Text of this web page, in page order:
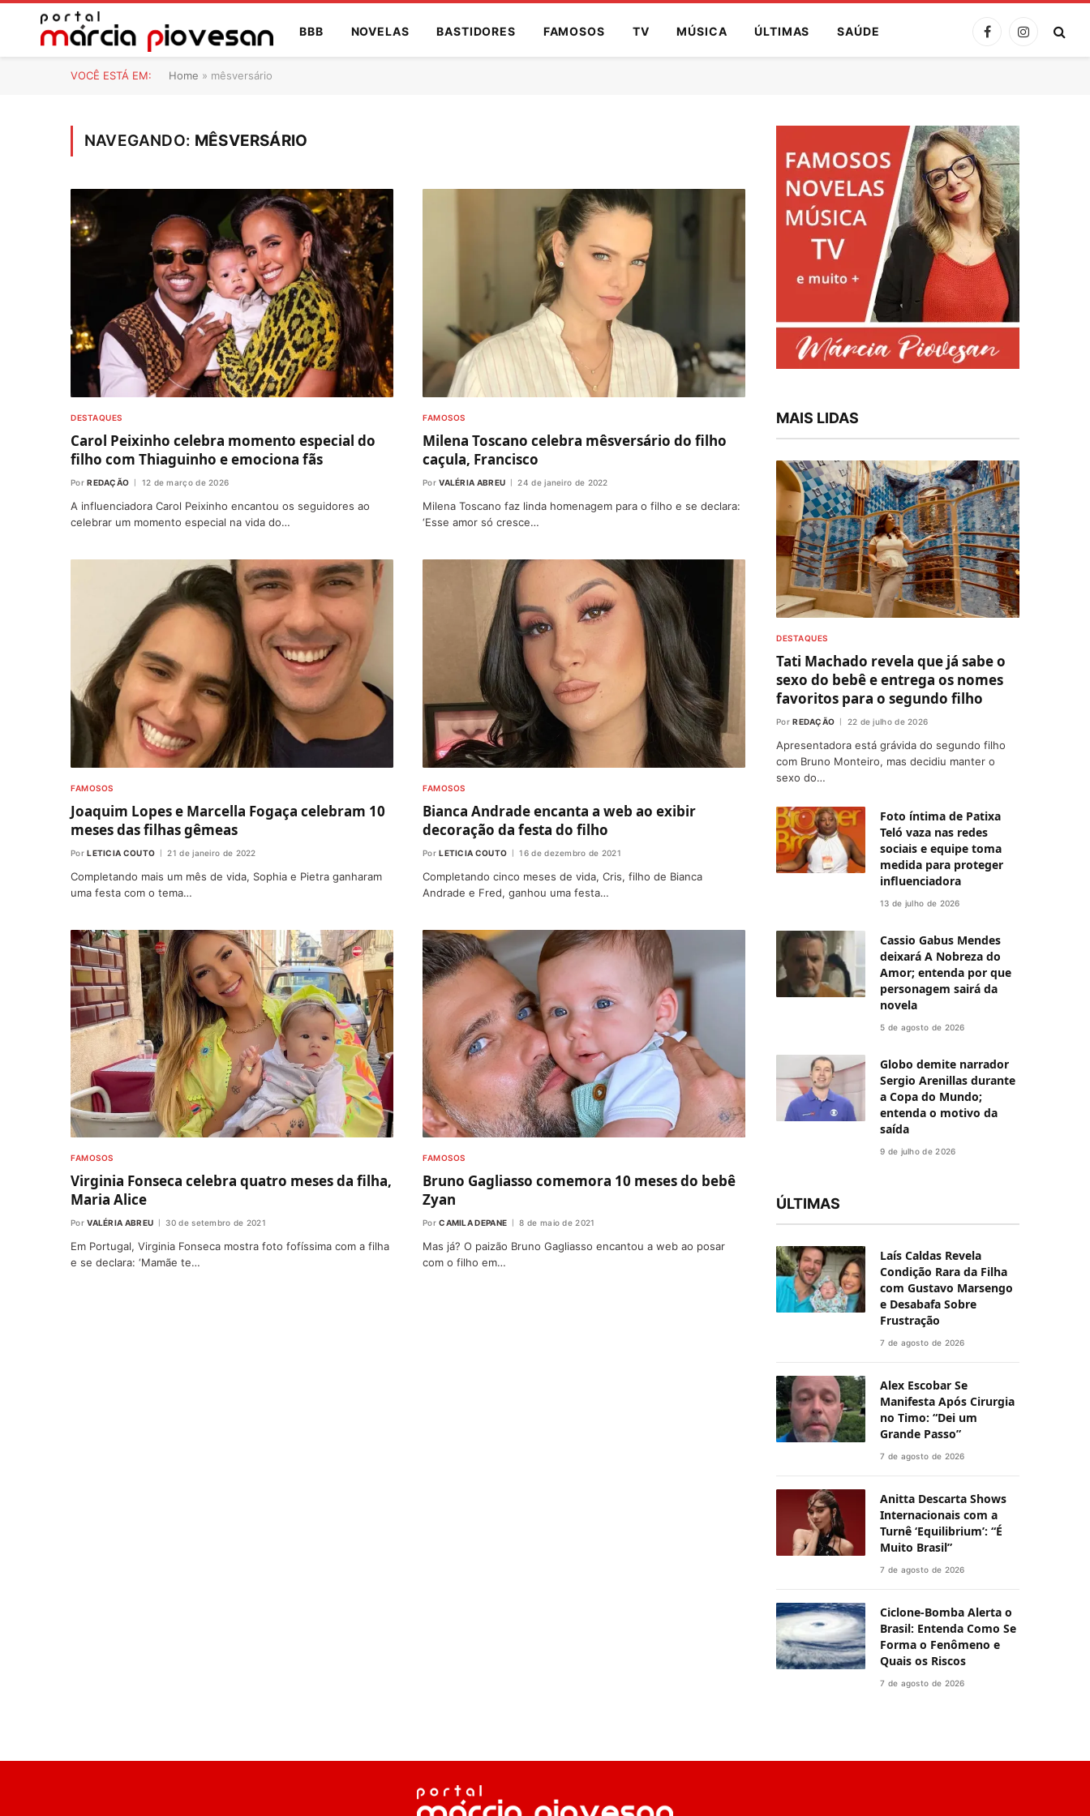
BBB NOVELAS BASTIDORES FAMOSOS TV MÚSICA ÚLTIMAS SAÚDE FacebookInstagram
VOCÊ ESTÁ EM: Home » mêsversário
NAVEGANDO: MÊSVERSÁRIO
DESTAQUES
Carol Peixinho celebra momento especial do
filho com Thiaguinho e emociona fãs
Por REDAÇÃO 12 de março de 2026
A influenciadora Carol Peixinho encantou os seguidores ao
celebrar um momento especial na vida do…
FAMOSOS
Milena Toscano celebra mêsversário do filho
caçula, Francisco
Por VALÉRIA ABREU 24 de janeiro de 2022
Milena Toscano faz linda homenagem para o filho e se declara:
‘Esse amor só cresce…
FAMOSOS
Joaquim Lopes e Marcella Fogaça celebram 10
meses das filhas gêmeas
Por LETICIA COUTO 21 de janeiro de 2022
Completando mais um mês de vida, Sophia e Pietra ganharam
uma festa com o tema…
FAMOSOS
Bianca Andrade encanta a web ao exibir
decoração da festa do filho
Por LETICIA COUTO 16 de dezembro de 2021
Completando cinco meses de vida, Cris, filho de Bianca
Andrade e Fred, ganhou uma festa…
FAMOSOS
Virginia Fonseca celebra quatro meses da filha,
Maria Alice
Por VALÉRIA ABREU 30 de setembro de 2021
Em Portugal, Virginia Fonseca mostra foto fofíssima com a filha
e se declara: ‘Mamãe te…
FAMOSOS
Bruno Gagliasso comemora 10 meses do bebê
Zyan
Por CAMILA DEPANE 8 de maio de 2021
Mas já? O paizão Bruno Gagliasso encantou a web ao posar
com o filho em…
MAIS LIDAS
DESTAQUES
Tati Machado revela que já sabe o
sexo do bebê e entrega os nomes
favoritos para o segundo filho
Por REDAÇÃO 22 de julho de 2026
Apresentadora está grávida do segundo filho
com Bruno Monteiro, mas decidiu manter o
sexo do…
Foto íntima de Patixa
Teló vaza nas redes
sociais e equipe toma
medida para proteger
influenciadora
13 de julho de 2026
Cassio Gabus Mendes
deixará A Nobreza do
Amor; entenda por que
personagem sairá da
novela
5 de agosto de 2026
Globo demite narrador
Sergio Arenillas durante
a Copa do Mundo;
entenda o motivo da
saída
9 de julho de 2026
ÚLTIMAS
Laís Caldas Revela
Condição Rara da Filha
com Gustavo Marsengo
e Desabafa Sobre
Frustração
7 de agosto de 2026
Alex Escobar Se
Manifesta Após Cirurgia
no Timo: “Dei um
Grande Passo”
7 de agosto de 2026
Anitta Descarta Shows
Internacionais com a
Turnê ‘Equilibrium’: “É
Muito Brasil”
7 de agosto de 2026
Ciclone-Bomba Alerta o
Brasil: Entenda Como Se
Forma o Fenômeno e
Quais os Riscos
7 de agosto de 2026